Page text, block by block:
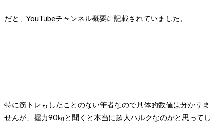
だと、YouTubeチャンネル概要に記載されていました。
特に筋トレもしたことのない筆者なので具体的数値は分かりま
せんが、握力90㎏と聞くと本当に超人ハルクなのかと思ってし